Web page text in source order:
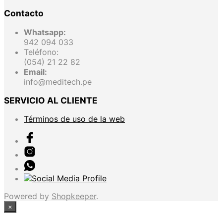
Contacto
Whatsapp:
942 094 033
Teléfono:
(054) 21 22 82
Email:
info@meditech.pe
SERVICIO AL CLIENTE
Términos de uso de la web
Powered by Shopkeeper.
×